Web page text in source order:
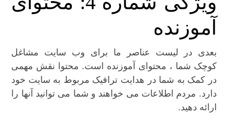
آموزنده
بعدی در لیست عناصر ما برای وب سایت مشاغل
کوچک شما ، محتوای آموزنده است. محتوا نقش مهمی
در کمک به شما در هدایت ترافیک مربوط به سایت خود
دارد. مردم اطلاعات می خواهند و شما می توانید آنها را
ارائه دهید.